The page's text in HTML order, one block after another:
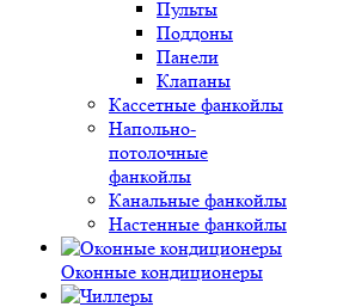
Пульты
Поддоны
Панели
Клапаны
Кассетные фанкойлы
Напольно-
потолочные
фанкойлы
Канальные фанкойлы
Настенные фанкойлы
Оконные кондиционеры